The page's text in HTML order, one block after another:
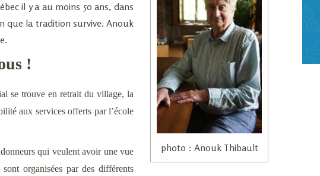
photo : Anouk Thibault
il y a au moins 50 ans, dans
que la tradition survive. Anouk
!
se trouve en retrait du village, la
aux services offerts par l’école
qui veulent avoir une vue
organisées par des différents